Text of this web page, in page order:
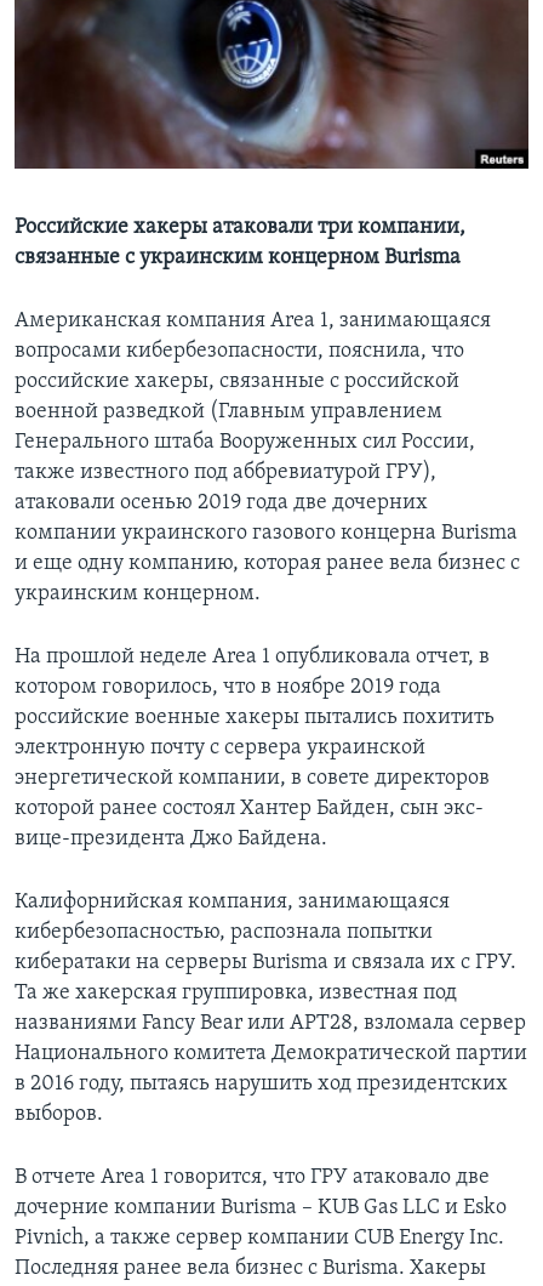
Learning English
СОЦИАЛЬНЫЕ СЕТИ
Языки
Российские хакеры атаковали три компании,
связанные с украинским концерном Burisma
Американская компания Area 1, занимающаяся
вопросами кибербезопасности, пояснила, что
российские хакеры, связанные с российской
военной разведкой (Главным управлением
Генерального штаба Вооруженных сил России,
также известного под аббревиатурой ГРУ),
атаковали осенью 2019 года две дочерних
компании украинского газового концерна Burisma
и еще одну компанию, которая ранее вела бизнес с
украинским концерном.
На прошлой неделе Area 1 опубликовала отчет, в
котором говорилось, что в ноябре 2019 года
российские военные хакеры пытались похитить
электронную почту с сервера украинской
энергетической компании, в совете директоров
которой ранее состоял Хантер Байден, сын экс-
вице-президента Джо Байдена.
Калифорнийская компания, занимающаяся
кибербезопасностью, распознала попытки
кибератаки на серверы Burisma и связала их с ГРУ.
Та же хакерская группировка, известная под
названиями Fancy Bear или АРТ28, взломала сервер
Национального комитета Демократической партии
в 2016 году, пытаясь нарушить ход президентских
выборов.
В отчете Area 1 говорится, что ГРУ атаковало две
дочерние компании Burisma – KUB Gas LLC и Esko
Pivnich, а также сервер компании CUB Energy Inc.
Последняя ранее вела бизнес с Burisma. Хакеры